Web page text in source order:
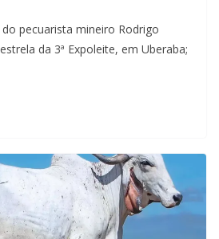
pecuarista mineiro Rodrigo
da 3ª Expoleite, em Uberaba;